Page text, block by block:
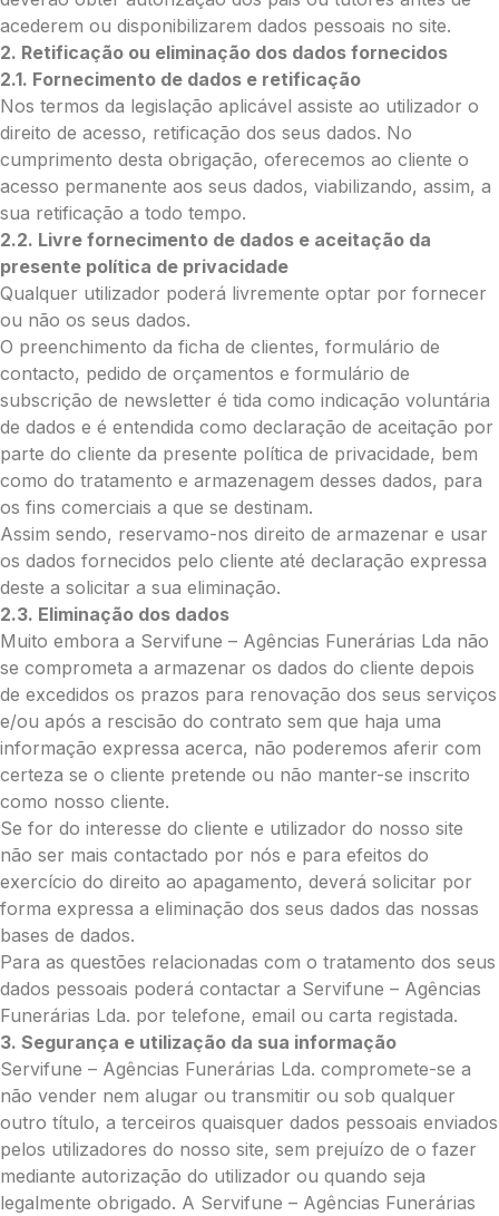
O que deseja enviar?
Ramo de Flores
Palma
Cruz
Coração
Coroa
Ramo de Flores:
Opção 1 (€25)
Opção 2 (€30)
Opção 3 (€35)
Opção 4 (€40)
Opção 5 (€45)
Opção 6 (€50)
Opção 7 (€55)
Opção 8 (€60)
Opção 9 (€65)
Palma:
Pequena (€85)
Média (€100)
Grande (€115)
Cruz:
Pequena (€85)
Média (€100)
Grande (€115)
Coração:
Pequena (€85)
Média (€100)
Grande (€115)
Coroa:
Mini (€75)
Pequena (€85)
Média (€100)
Grande (€115)
O seu nome*
Contacto telefónico*
O seu email*
acederem ou disponibilizarem dados pessoais no site.
2. Retificação ou eliminação dos dados fornecidos
2.1. Fornecimento de dados e retificação
Nos termos da legislação aplicável assiste ao utilizador o
direito de acesso, retificação dos seus dados. No
cumprimento desta obrigação, oferecemos ao cliente o
acesso permanente aos seus dados, viabilizando, assim, a
sua retificação a todo tempo.
2.2. Livre fornecimento de dados e aceitação da
presente política de privacidade
Qualquer utilizador poderá livremente optar por fornecer
ou não os seus dados.
O preenchimento da ficha de clientes, formulário de
contacto, pedido de orçamentos e formulário de
subscrição de newsletter é tida como indicação voluntária
de dados e é entendida como declaração de aceitação por
parte do cliente da presente política de privacidade, bem
como do tratamento e armazenagem desses dados, para
os fins comerciais a que se destinam.
Assim sendo, reservamo-nos direito de armazenar e usar
os dados fornecidos pelo cliente até declaração expressa
deste a solicitar a sua eliminação.
2.3. Eliminação dos dados
Muito embora a Servifune – Agências Funerárias Lda não
se comprometa a armazenar os dados do cliente depois
de excedidos os prazos para renovação dos seus serviços
e/ou após a rescisão do contrato sem que haja uma
informação expressa acerca, não poderemos aferir com
certeza se o cliente pretende ou não manter-se inscrito
como nosso cliente.
Se for do interesse do cliente e utilizador do nosso site
não ser mais contactado por nós e para efeitos do
exercício do direito ao apagamento, deverá solicitar por
forma expressa a eliminação dos seus dados das nossas
bases de dados.
Para as questões relacionadas com o tratamento dos seus
dados pessoais poderá contactar a Servifune – Agências
Funerárias Lda. por telefone, email ou carta registada.
3. Segurança e utilização da sua informação
Servifune – Agências Funerárias Lda. compromete-se a
não vender nem alugar ou transmitir ou sob qualquer
outro título, a terceiros quaisquer dados pessoais enviados
pelos utilizadores do nosso site, sem prejuízo de o fazer
mediante autorização do utilizador ou quando seja
legalmente obrigado. A Servifune – Agências Funerárias